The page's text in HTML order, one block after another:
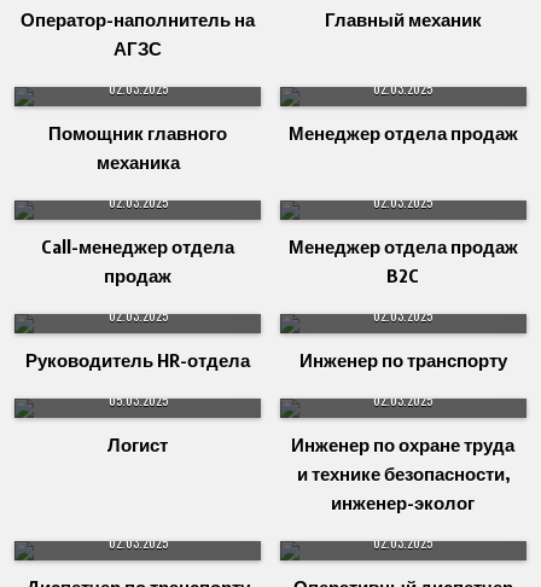
Оператор-наполнитель на
АГЗС
Главный механик
02.03.2025
Помощник главного
механика
02.03.2025
Менеджер отдела продаж
02.03.2025
Call-менеджер отдела
продаж
02.03.2025
Менеджер отдела продаж
B2C
02.03.2025
Руководитель HR-отдела
02.03.2025
Инженер по транспорту
05.03.2025
Логист
02.03.2025
Инженер по охране труда
и технике безопасности,
инженер-эколог
02.03.2025 02.03.2025